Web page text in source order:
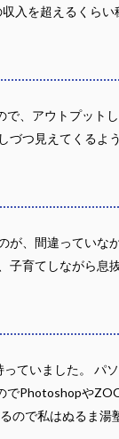
入を超えるくら
、アウトプット
づつ見えてくるよ
が、間違っていな
子育てしながら息
ていました。 パソ
でPhotoshopや
ので私はぬるま湯